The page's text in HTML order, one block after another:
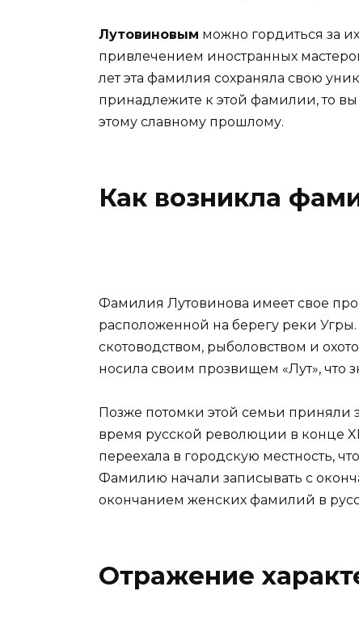
Лутовиновым можно гордиться за
привлечением иностранных
лет эта фамилия сохраняла свою
принадлежите к этой фамилии, то
этому славному прошлому.
Как возникла
Фамилия Лутовинова имеет свое
расположенной на берегу реки
скотоводством, рыболовством и
носила своим прозвищем «Лут», что
Позже потомки этой семьи приняли
время русской революции в конце
переехала в городскую местность,
Фамилию начали записывать с
окончанием женских фамилий в
Отражение